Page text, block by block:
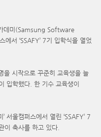
데미(Samsung Software
서 ‘SSAFY’ 7기 입학식을 열었
시작으로 꾸준히 교육생을 늘
입학했다. 한 기수 교육생이
서울캠퍼스에서 열린 ‘SSAFY’ 7
이 축사를 하고 있다.